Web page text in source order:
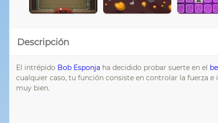
Descripción
El intrépido Bob Esponja ha decidido probar suerte en el
cualquier caso, tu función consiste en controlar la fuerza
muy bien.